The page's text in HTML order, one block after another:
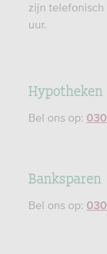
zijn telefonisch
uur.
Hypotheken
Bel ons op:
Banksparen
Bel ons op: